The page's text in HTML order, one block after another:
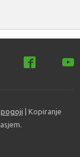
| Kopiranje